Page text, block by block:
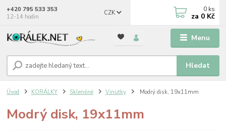
Menu
CZK
Hledat
+420 795 533 353
12-14 hodin
0 ks
za 0 Kč
Úvod KORÁLKY Skleněné Vinutky Modrý disk, 19x11mm
Modrý disk, 19x11mm